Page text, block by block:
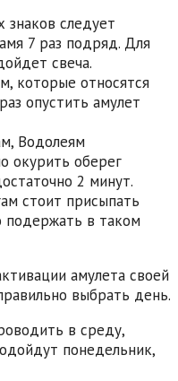
знаков следует
7 раз подряд. Для
свеча.
которые относятся
опустить амулет
Водолеям
окурить оберег
2 минут.
стоит присыпать
подержать в таком
амулета своей
выбрать день.
в среду,
понедельник,